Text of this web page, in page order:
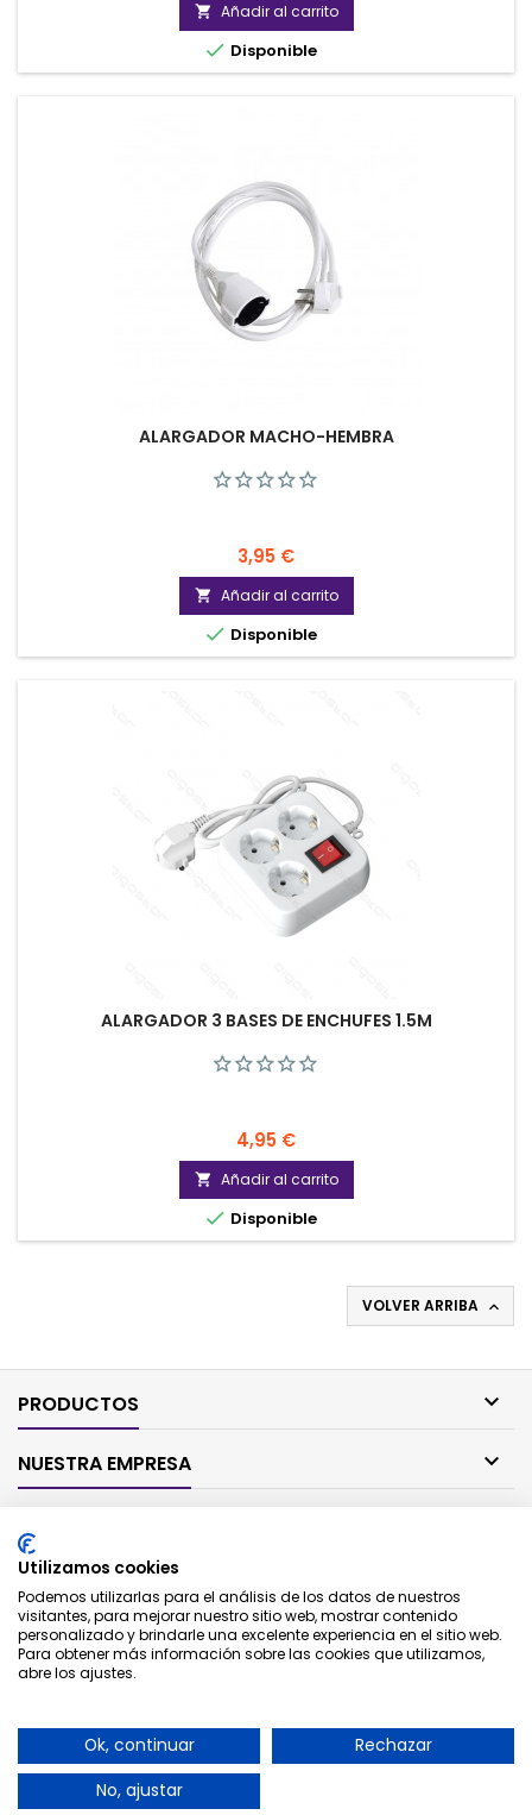
 Añadir al carrito
 Disponible
ALARGADOR MACHO-HEMBRA
Precio
3,95 €
 Añadir al carrito
 Disponible
ALARGADOR 3 BASES DE ENCHUFES 1.5M
Precio
4,95 €
 Añadir al carrito
 Disponible
VOLVER ARRIBA 
PRODUCTOS 
NUESTRA EMPRESA 
CONTACTO
BOLETÍN
Utilizamos cookies
Podemos utilizarlas para el análisis de los datos de nuestros
visitantes, para mejorar nuestro sitio web, mostrar contenido
personalizado y brindarle una excelente experiencia en el sitio web.
Para obtener más información sobre las cookies que utilizamos,
abre los ajustes.
Ok, continuar
Rechazar
No, ajustar